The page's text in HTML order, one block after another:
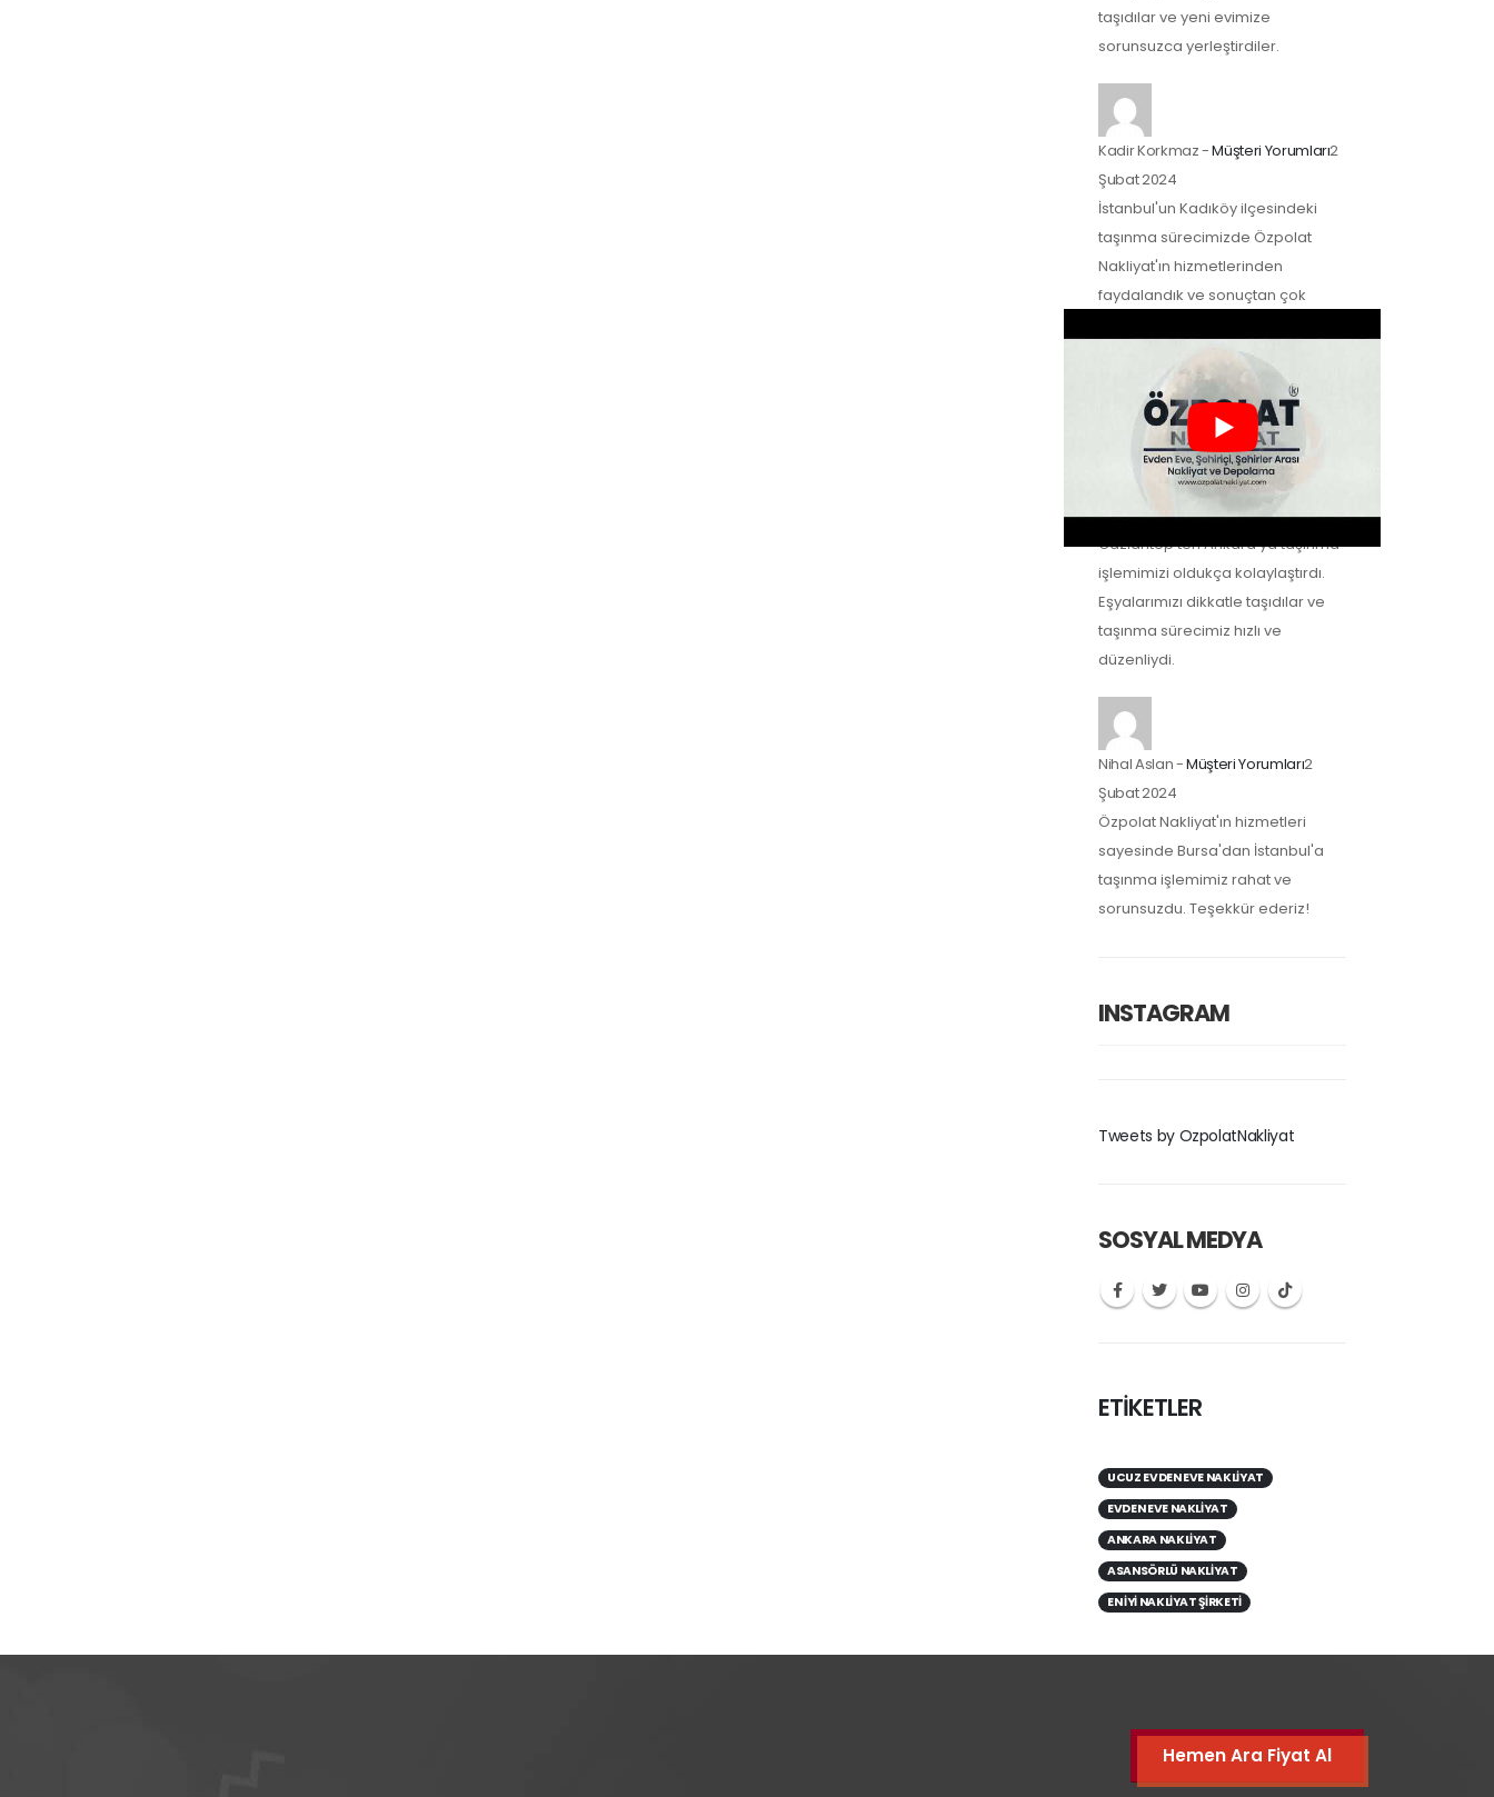
taşıdılar ve yeni evimize
sorunsuzca yerleştirdiler.
Kadir Korkmaz-Müşteri Yorumları2
Şubat 2024
İstanbul'un Kadıköy ilçesindeki
taşınma sürecimizde Özpolat
Nakliyat'ın hizmetlerinden
faydalandık ve sonuçtan çok
taşıdılar ve yeni evimize güvenle…
Zeynep Koç-Müşteri Yorumları
Özpolat Nakliyat ile çalışmak,
Gaziantep'ten Ankara'ya taşınma
işlemimizi oldukça kolaylaştırdı.
Eşyalarımızı dikkatle taşıdılar ve
taşınma sürecimiz hızlı ve
düzenliydi.
Nihal Aslan-Müşteri Yorumları2
Şubat 2024
Özpolat Nakliyat'ın hizmetleri
sayesinde Bursa'dan İstanbul'a
taşınma işlemimiz rahat ve
sorunsuzdu. Teşekkür ederiz!
INSTAGRAM
Tweets by OzpolatNakliyat
SOSYAL MEDYA
ETİKETLER
UCUZ EVDEN EVE NAKLIYAT
EVDEN EVE NAKLIYAT
ANKARA NAKLIYAT
ASANSÖRLÜ NAKLIYAT
EN IYI NAKLIYAT ŞIRKETI
Hemen Ara Fiyat Al